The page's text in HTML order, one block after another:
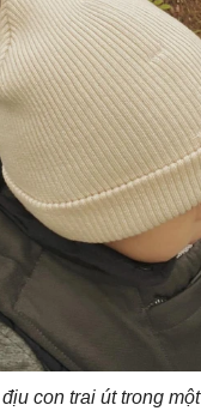
con trai út trong